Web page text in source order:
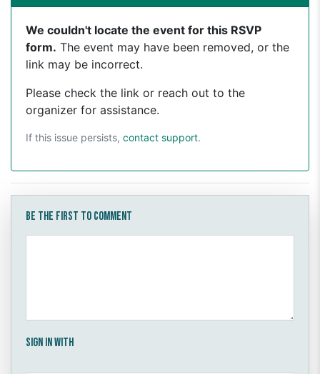
Be the first to comment
Sign in with